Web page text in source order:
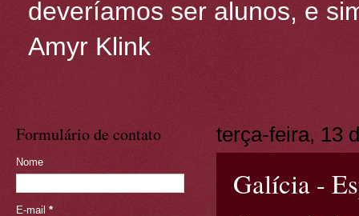
deveríamos ser alunos, e
Amyr Klink
terça-feira, 13
Galícia -
Formulário de contato
Nome
E-mail *